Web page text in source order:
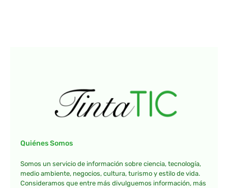
Quiénes Somos
Somos un servicio de información sobre ciencia, tecnología,
medio ambiente, negocios, cultura, turismo y estilo de vida.
Consideramos que entre más divulguemos información, más